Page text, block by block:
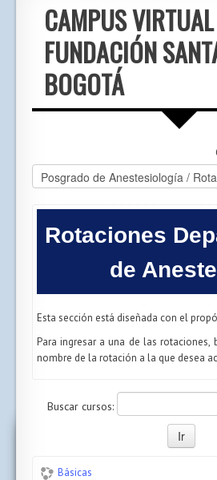
CAMPUS VIRTUAL
FUNDACIÓN
BOGOTÁ
Rotaciones
de
Esta sección está diseñada con el
Para ingresar a una de las
nombre de la rotación a la que desea
Buscar cursos:
Básicas